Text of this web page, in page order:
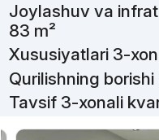
Joylashuv va
83 m²
Xususiyatlari 3-
Qurilishning
Tavsif 3-xonali